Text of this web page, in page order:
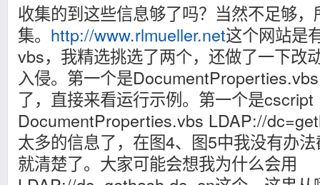
收集的到这些信息够了吗？当然不足够
集。 http://www.rlmueller.net这个网站是
vbs，我精选挑选了两个，还做了一下改
入侵。第一个是
了，直接来看运行示例。第一个是cscript
DocumentProperties.vbs LDAP://
太多的信息了，在图4、图5中我没有办
就清楚了。大家可能会想我为什么会用